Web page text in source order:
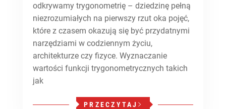
odkrywamy trygonometrię – dziedzinę pełną
niezrozumiałych na pierwszy rzut oka pojęć,
które z czasem okazują się być przydatnymi
narzędziami w codziennym życiu,
architekturze czy fizyce. Wyznaczanie
wartości funkcji trygonometrycznych takich
jak
PRZECZYTAJ